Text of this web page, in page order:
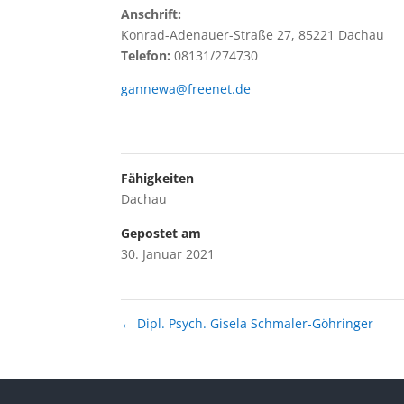
Anschrift:
Konrad-Adenauer-Straße 27, 85221 Dachau
Telefon: 08131/274730
gannewa@freenet.de
Fähigkeiten
Dachau
Gepostet am
30. Januar 2021
← Dipl. Psych. Gisela Schmaler-Göhringer